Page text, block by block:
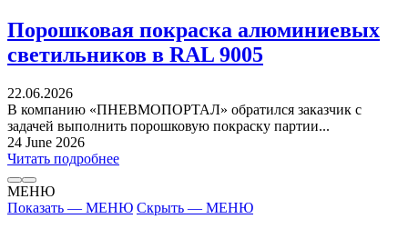
Порошковая покраска алюминиевых
светильников в RAL 9005
22.06.2026
В компанию «ПНЕВМОПОРТАЛ» обратился заказчик с
задачей выполнить порошковую покраску партии...
24 June 2026
Читать подробнее
МЕНЮ
Показать — МЕНЮ Скрыть — МЕНЮ